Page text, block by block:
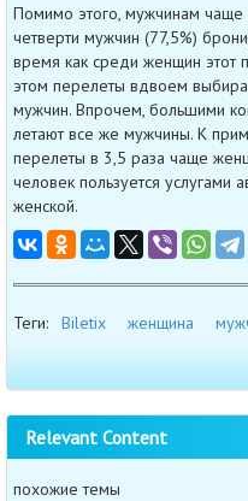
Помимо этого, мужчинам чаще
четверти мужчин (77,5%)
время как среди женщин этот
этом перелеты вдвоем
мужчин. Впрочем, большими
летают все же мужчины. К
перелеты в 3,5 раза чаще
человек пользуется услугами
женской.
Теги: Biletix женщина
Relevant Content
похожие темы